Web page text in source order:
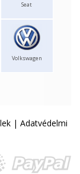
Seat
Volkswagen
| Adatvédelmi